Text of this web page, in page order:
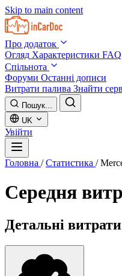
Skip to main content
Про додаток
Огляд Характеристики FAQ
Спільнота
Форуми Останні дописи
Витрати палива Знайти
Пошук...
UK
Увійти
Головна / Статистика /
Середня
Детальні